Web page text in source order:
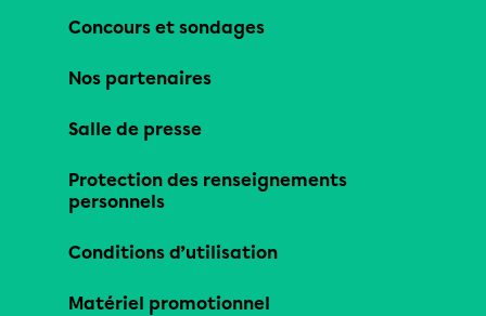
Concours et sondages
Nos partenaires
Salle de presse
Protection des renseignements
personnels
Conditions d’utilisation
Matériel promotionnel